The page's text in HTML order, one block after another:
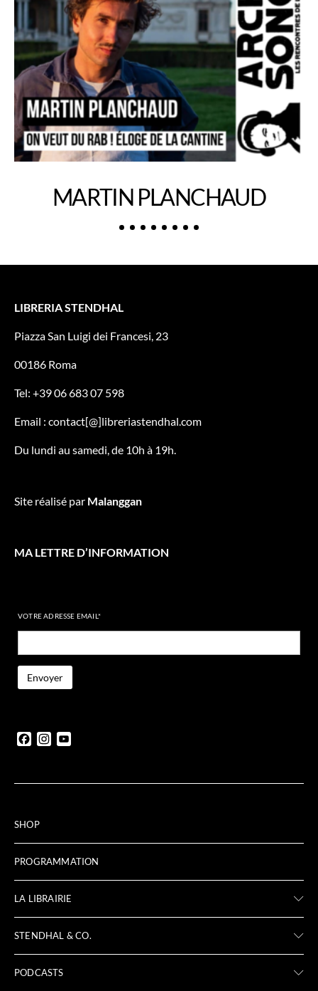
MARTIN PLANCHAUD
LIBRERIA STENDHAL
Piazza San Luigi dei Francesi, 23
00186 Roma
Tel: +39 06 683 07 598
Email : contact[@]libreriastendhal.com
Du lundi au samedi, de 10h à 19h.
Site réalisé par Malanggan
MA LETTRE D’INFORMATION
VOTRE ADRESSE EMAIL*
FacebookInstagram
SHOP
PROGRAMMATION
LA LIBRAIRIE
STENDHAL & CO.
PODCASTS